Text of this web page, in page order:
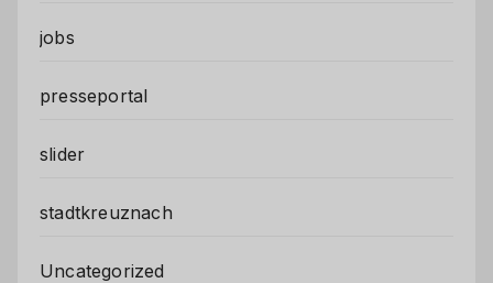
jobs
presseportal
slider
stadtkreuznach
Uncategorized